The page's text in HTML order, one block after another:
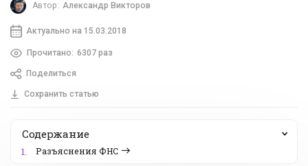
Автор: Александр Викторов
Актуально на 15.03.2018
Прочитано: 6307 раз
Поделиться
Сохранить статью
Содержание
1. Разъяснения ФНС